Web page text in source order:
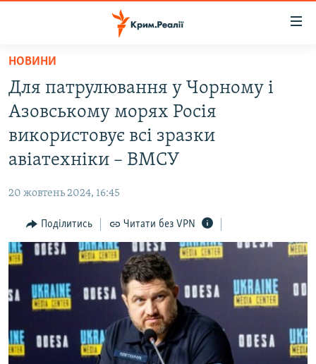
Перейти
основного
матеріалу
до
основної
Перейти
пошуку
ВОДА.КРИМ
ПОЛІТИКА
ІНТЕРВ'Ю
ВСЕ ЗА ДЕНЬ
ДЕПОРТАЦІЯ
ВІДЕОУРОКИ «ELIFBE»
СВІДЧЕННЯ ОКУПАЦІЇ
ЯК ОБІЙТИ БЛОКУВАННЯ
Русский
НОВИНИ
Для патрулювання у Чорному і
Азовському морях Росія
використовує всі зразки
авіатехніки – ВМСУ
20 жовтень 2024, 16:45
Поділитись Читати без VPN